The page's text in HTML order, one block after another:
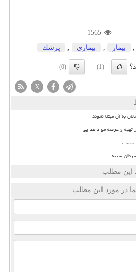
1565
بیمار بیماری پزشك
(1)
(0)
X
به آن مبتلا شوند
تهیه و عرضه مواد غذایی
نیست
سینه
این مطلب
در مورد این مطلب